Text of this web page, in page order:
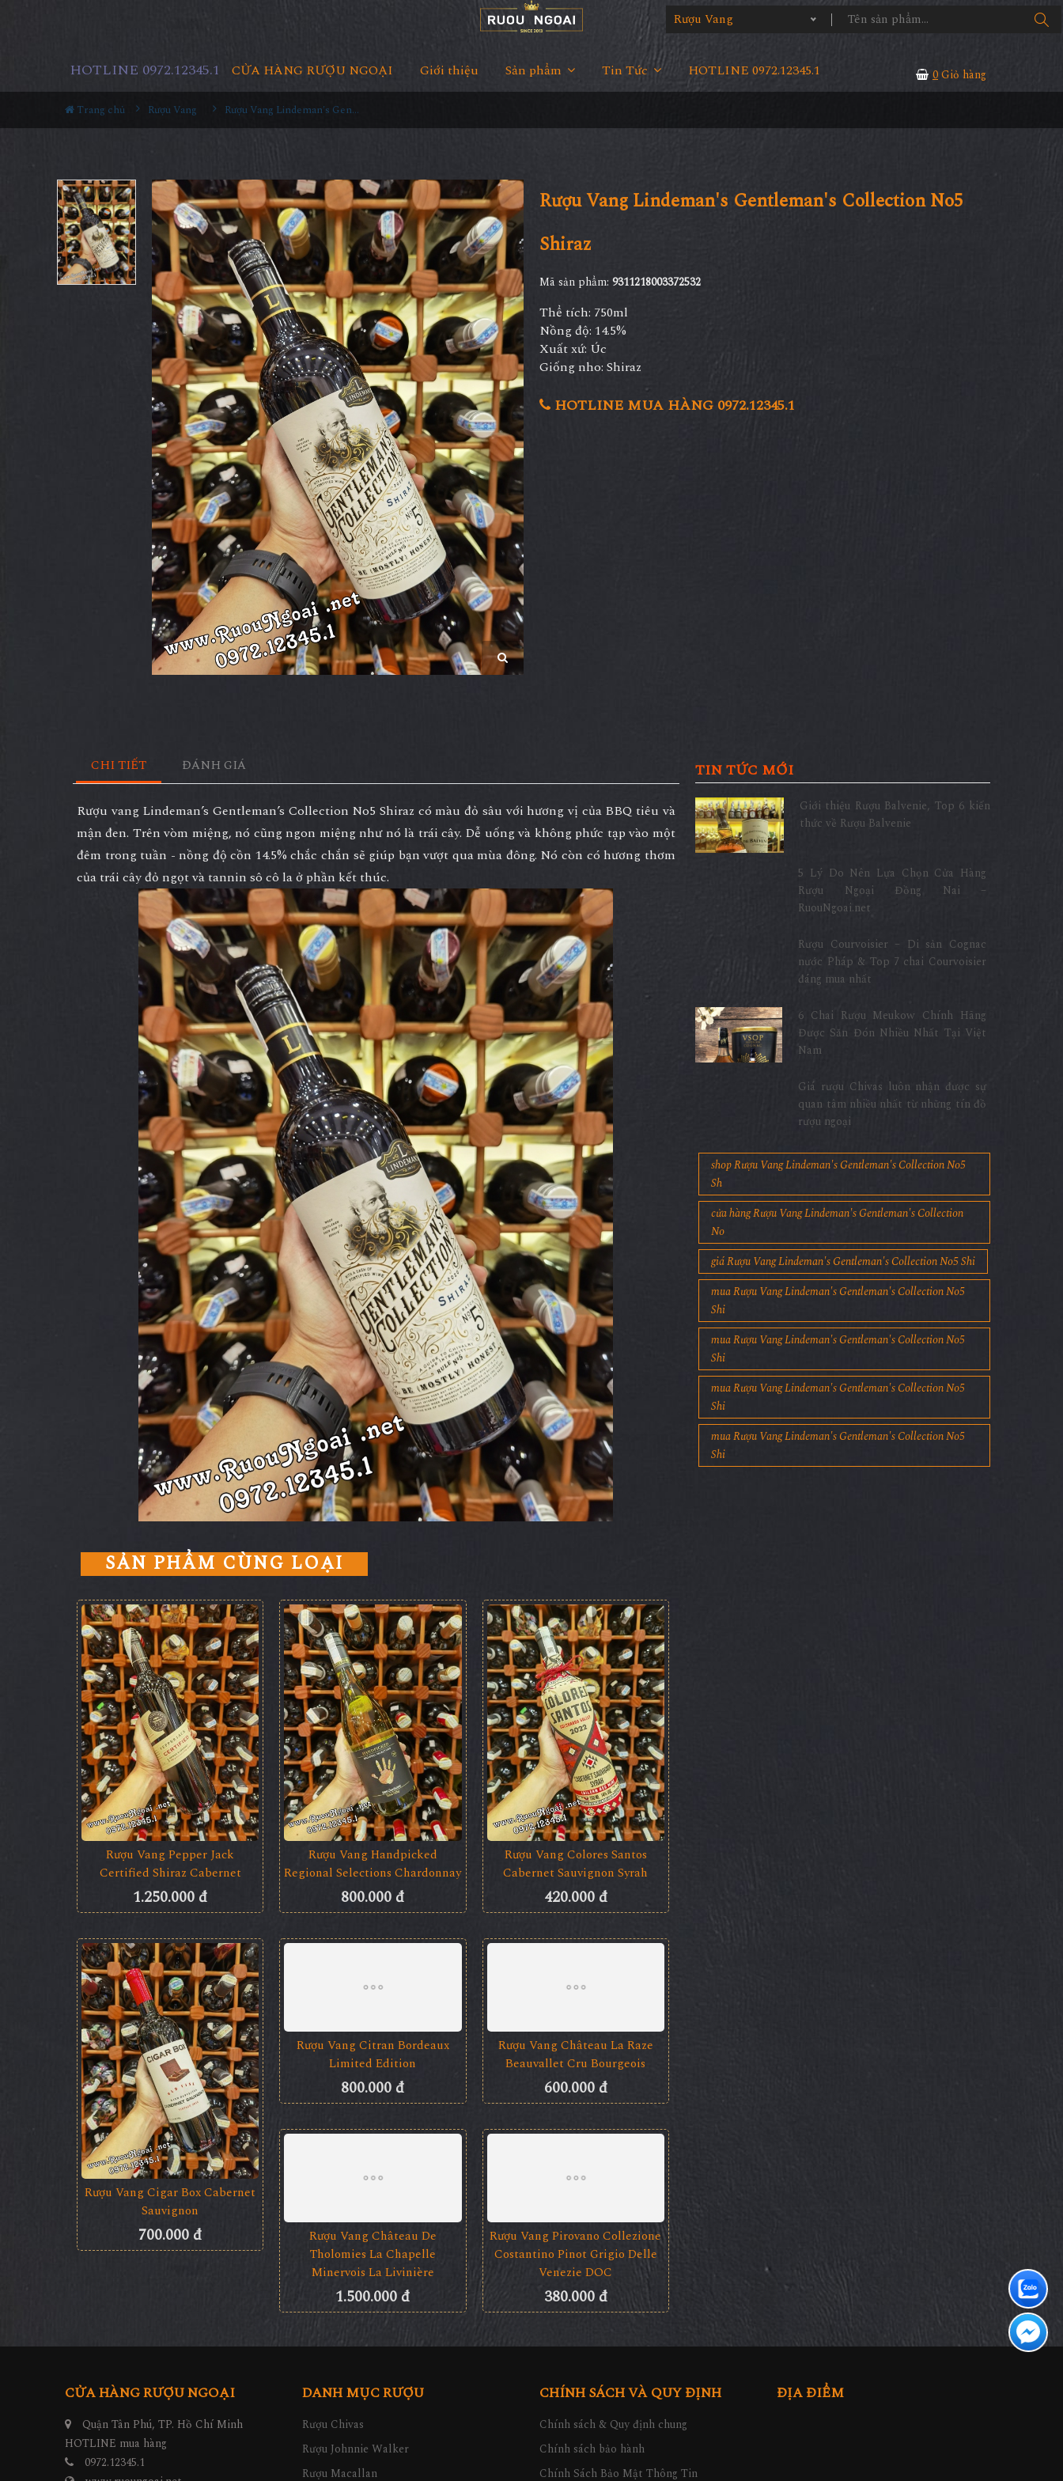
Rượu Vang
CỬA HÀNG RƯỢU NGOẠI Giới thiệu Sản phẩm Tin Tức HOTLINE 0972.12345.1 0Giỏ hàng
HOTLINE 0972.12345.1
Trang chủ Rượu Vang Rượu Vang Lindeman's Gentleman's Collection No5 Shiraz
Rượu Vang Lindeman's Gentleman's Collection No5
Shiraz
Mã sản phẩm: 9311218003372532
Thể tích: 750ml
Nồng độ: 14.5%
Xuất xứ: Úc
Giống nho: Shiraz
HOTLINE MUA HÀNG 0972.12345.1
CHI TIẾT ĐÁNH GIÁ
Rượu vang Lindeman’s Gentleman’s Collection No5 Shiraz có màu đỏ sâu với hương vị của BBQ tiêu và
mận đen. Trên vòm miệng, nó cũng ngon miệng như nó là trái cây. Dễ uống và không phức tạp vào một
đêm trong tuần - nồng độ cồn 14.5% chắc chắn sẽ giúp bạn vượt qua mùa đông. Nó còn có hương thơm
của trái cây đỏ ngọt và tannin sô cô la ở phần kết thúc.
SẢN PHẨM CÙNG LOẠI
Rượu Vang Pepper Jack
Certified Shiraz Cabernet
1.250.000 đ
Rượu Vang Handpicked
Regional Selections Chardonnay
800.000 đ
Rượu Vang Colores Santos
Cabernet Sauvignon Syrah
420.000 đ
Rượu Vang Cigar Box Cabernet
Sauvignon
700.000 đ 800.000 đ 600.000 đ
TIN TỨC MỚI
Giới thiệu Rượu Balvenie, Top 6 kiến
thức về Rượu Balvenie
5 Lý Do Nên Lựa Chọn Cửa Hàng
Rượu Ngoại Đồng Nai –
RuouNgoai.net
Rượu Courvoisier – Di sản Cognac
nước Pháp & Top 7 chai Courvoisier
đáng mua nhất
6 Chai Rượu Meukow Chính Hãng
Được Săn Đón Nhiều Nhất Tại Việt
Nam
Giá rượu Chivas luôn nhận được sự
quan tâm nhiều nhất từ những tín đồ
rượu ngoại
shop Rượu Vang Lindeman's Gentleman's Collection No5
Sh
cửa hàng Rượu Vang Lindeman's Gentleman's Collection
No
giá Rượu Vang Lindeman's Gentleman's Collection No5 Shi
mua Rượu Vang Lindeman's Gentleman's Collection No5
Shi
mua Rượu Vang Lindeman's Gentleman's Collection No5
Shi
mua Rượu Vang Lindeman's Gentleman's Collection No5
Shi
mua Rượu Vang Lindeman's Gentleman's Collection No5
Shi